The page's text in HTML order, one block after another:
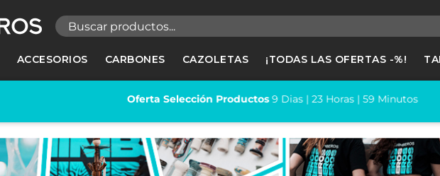
ACCESORIOS CARBONES CAZOLETAS ¡TODAS LAS OFERTAS -%!
Oferta Selección Productos 9Dias | 23Horas | 59Minutos
Registrarse
Necesitas hacer login para guardar productos en tu lista de deseos
Cancelar Registrarse